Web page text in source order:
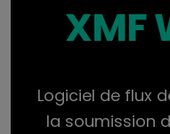
XMF
Logiciel de flux
la soumission